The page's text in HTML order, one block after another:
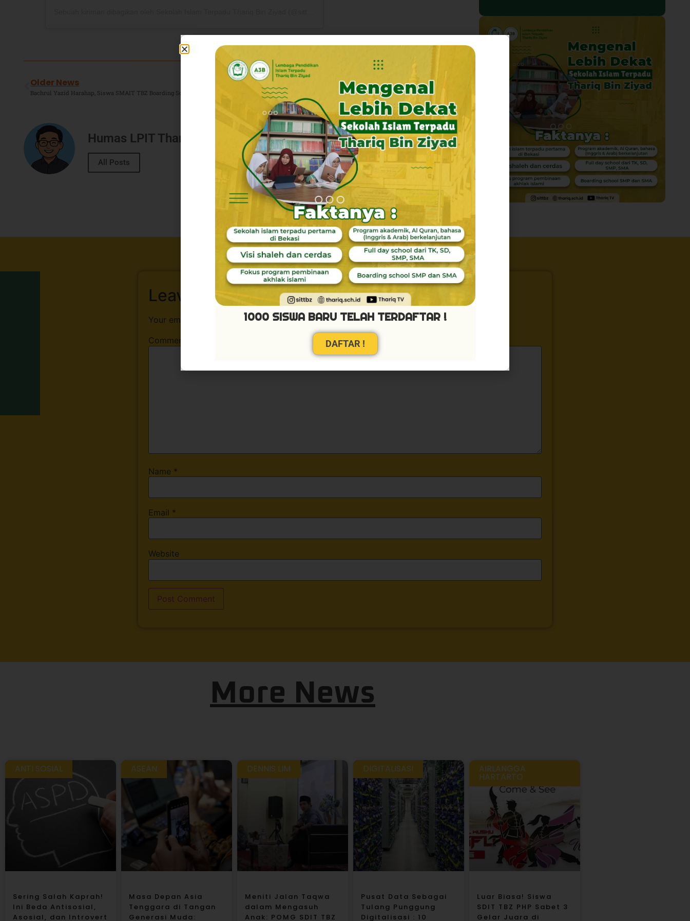
Older News Newer News
Humas LPIT Thariq Bin Ziyad
All Posts
Leave a Reply
Your email address will not be published. Required fields are marked
Comment
Name *
Email *
Website
More News
ANTI SOSIAL
Sering Salah Kaprah!
Ini Beda Antisosial,
Asosial, dan Introvert
ASEAN
Masa Depan Asia
Tenggara di Tangan
Generasi Muda:
DENNIS LIM
Meniti Jalan Taqwa
dalam Mengasuh
Anak: POMG SDIT TBZ
DIGITALISASI
Pusat Data Sebagai
Tulang Punggung
Digitalisasi : 10
AIRLANGGA
HARTARTO
Luar Biasa! Siswa
SDIT TBZ PHP Sabet 3
Gelar Juara di
1000 SISWA BARU TELAH TERDAFTAR !
DAFTAR !